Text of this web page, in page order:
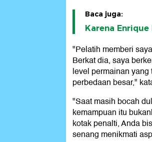
Baca juga:
Karena Enrique
"Pelatih memberi
Berkat dia, saya
level permainan
perbedaan besar,"
"Saat masih bocah
kemampuan itu
kotak penalti, Anda
senang menikmati